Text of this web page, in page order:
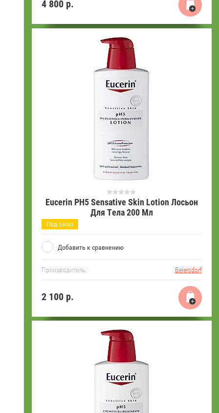
4 800р.
Eucerin PH5 Sensative Skin Lotion Лосьон
Для Тела 200 Мл
Под заказ
Добавить к сравнению
Производитель: Beiersdorf
2 100р.